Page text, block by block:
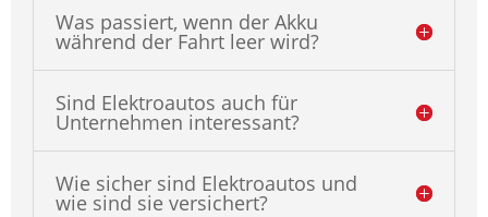
Was passiert, wenn der Akku
während der Fahrt leer wird?
Sind Elektroautos auch für
Unternehmen interessant?
Wie sicher sind Elektroautos und
wie sind sie versichert?